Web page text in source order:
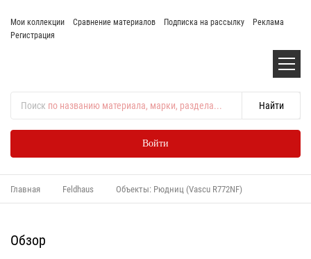
Мои коллекции Сравнение материалов Подписка на рассылку
Реклама
Регистрация
Поиск по названию материала, марки, раздела...
Войти
Главная Feldhaus Объекты: Рюдниц (Vascu R772NF)
Обзор